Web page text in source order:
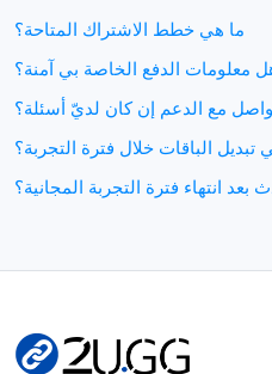
ما هي خطط الاشتراك المتاحة؟
معلومات الدفع الخاصة بي آمنة؟
مع الدعم إن كان لديّ أسئلة؟
تبديل الباقات خلال فترة التجربة؟
بعد انتهاء فترة التجربة المجانية؟